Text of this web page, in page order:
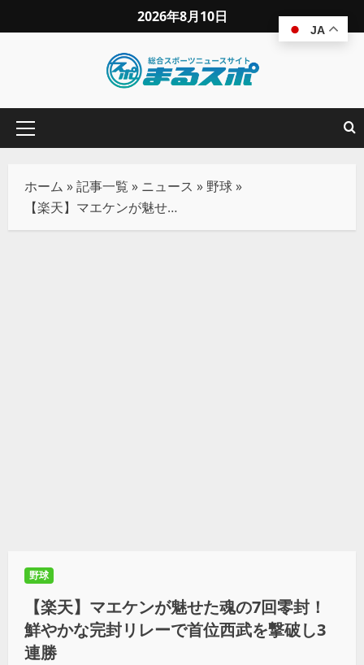
2026年8月10日
ホーム »記事一覧 » ニュース » 野球»
【楽天】マエケンが魅せた魂の7回零封！鮮やかな完封リレーで首位西武を撃破し3連勝
野球
【楽天】マエケンが魅せた魂の7回零封！
鮮やかな完封リレーで首位西武を撃破し3
連勝
JA